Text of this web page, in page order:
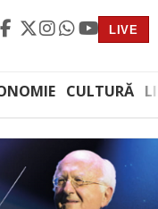
LIVE
CULTURĂ